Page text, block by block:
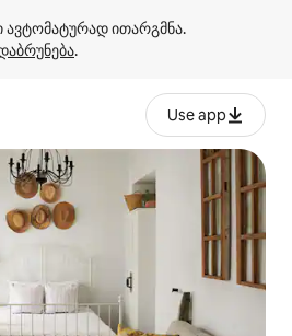
.
Use app